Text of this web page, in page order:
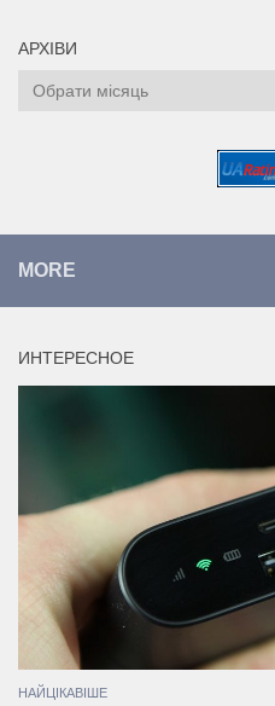
АРХІВИ
Архіви
MORE
ИНТЕРЕСНОЕ
НАЙЦІКАВІШЕ